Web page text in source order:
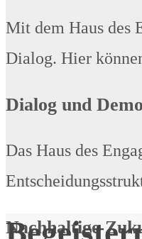
Mit dem Haus des
Dialog. Hier
Dialog und
Das Haus des
Nachhaltige